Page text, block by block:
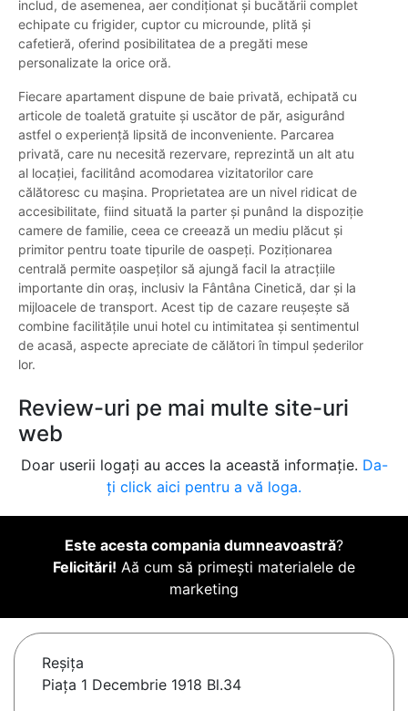
includ, de asemenea, aer condiționat și bucătării complet
echipate cu frigider, cuptor cu microunde, plită și
cafetieră, oferind posibilitatea de a pregăti mese
personalizate la orice oră.
Fiecare apartament dispune de baie privată, echipată cu
articole de toaletă gratuite și uscător de păr, asigurând
astfel o experiență lipsită de inconveniente. Parcarea
privată, care nu necesită rezervare, reprezintă un alt atu
al locației, facilitând acomodarea vizitatorilor care
călătoresc cu mașina. Proprietatea are un nivel ridicat de
accesibilitate, fiind situată la parter și punând la dispoziție
camere de familie, ceea ce creează un mediu plăcut și
primitor pentru toate tipurile de oaspeți. Poziționarea
centrală permite oaspeților să ajungă facil la atracțiile
importante din oraș, inclusiv la Fântâna Cinetică, dar și la
mijloacele de transport. Acest tip de cazare reușește să
combine facilitățile unui hotel cu intimitatea și sentimentul
de acasă, aspecte apreciate de călători în timpul șederilor
lor.
Review-uri pe mai multe site-uri
web
Doar userii logați au acces la această informație. Da-
ți click aici pentru a vă loga.
Este acesta compania dumneavoastră?
Felicitări! Aă cum să primești materialele de
marketing
Reşiţa
Piața 1 Decembrie 1918 Bl.34